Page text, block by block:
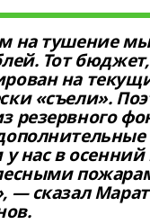
на тушение
Тот
на
«съели».
резервного
у нас в
— сказал Марат